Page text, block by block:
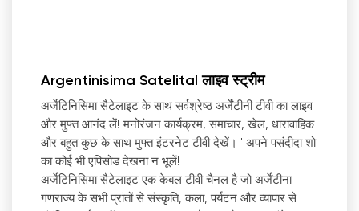
Argentinisima Satelital लाइव स्ट्रीम
अर्जेंटिनिसिमा सैटेलाइट के साथ सर्वश्रेष्ठ अर्जेंटीनी टीवी का लाइव
और मुफ्त आनंद लें! मनोरंजन कार्यक्रम, समाचार, खेल, धारावाहिक
और बहुत कुछ के साथ मुफ्त इंटरनेट टीवी देखें। ' अपने पसंदीदा शो
का कोई भी एपिसोड देखना न भूलें!
अर्जेंटिनिसिमा सैटेलाइट एक केबल टीवी चैनल है जो अर्जेंटीना
गणराज्य के सभी प्रांतों से संस्कृति, कला, पर्यटन और व्यापार से